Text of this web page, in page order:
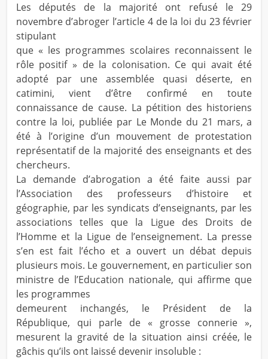
Les députés de la majorité ont refusé le 29
novembre d’abroger l’article 4 de la loi du 23 février
stipulant
que « les programmes scolaires reconnaissent le
rôle positif » de la colonisation. Ce qui avait été
adopté par une assemblée quasi déserte, en
catimini, vient d’être confirmé en toute
connaissance de cause. La pétition des historiens
contre la loi, publiée par Le Monde du 21 mars, a
été à l’origine d’un mouvement de protestation
représentatif de la majorité des enseignants et des
chercheurs.
La demande d’abrogation a été faite aussi par
l’Association des professeurs d’histoire et
géographie, par les syndicats d’enseignants, par les
associations telles que la Ligue des Droits de
l’Homme et la Ligue de l’enseignement. La presse
s’en est fait l’écho et a ouvert un débat depuis
plusieurs mois. Le gouvernement, en particulier son
ministre de l’Education nationale, qui affirme que
les programmes
demeurent inchangés, le Président de la
République, qui parle de « grosse connerie »,
mesurent la gravité de la situation ainsi créée, le
gâchis qu’ils ont laissé devenir insoluble :